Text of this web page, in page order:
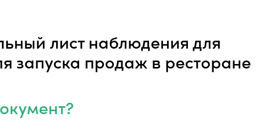
лист наблюдения для
запуска продаж в ресторане